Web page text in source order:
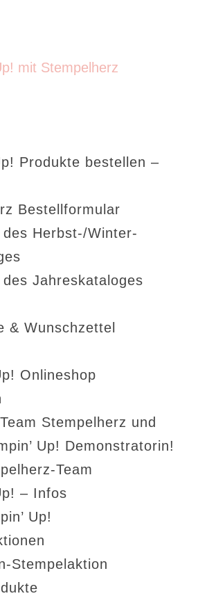
Produkte bestellen –
Bestellformular
Herbst-/Winter-
Jahreskataloges
& Wunschzettel
Onlineshop
Stempelherz und
Up! Demonstratorin!
Team
– Infos
Up!
Stempelaktion